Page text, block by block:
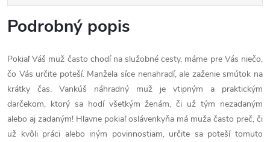
Podrobný popis
Pokiaľ Váš muž často chodí na služobné cesty, máme pre Vás niečo,
čo Vás určite poteší. Manžela síce nenahradí, ale zaženie smútok na
krátky čas. Vankúš náhradný muž je vtipným a praktickým
darčekom, ktorý sa hodí všetkým ženám, či už tým nezadaným
alebo aj zadaným! Hlavne pokiaľ oslávenkyňa má muža často preč, či
už kvôli práci alebo iným povinnostiam, určite sa poteší tomuto